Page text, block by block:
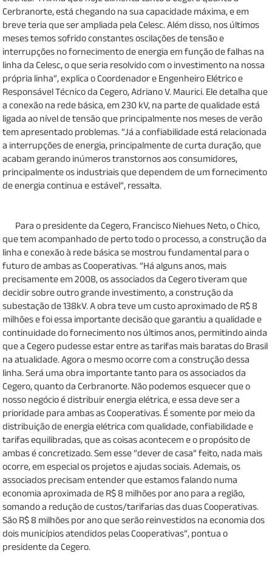
Cerbranorte, está chegando na sua capacidade máxima, e em
breve teria que ser ampliada pela Celesc. Além disso, nos últimos
meses temos sofrido constantes oscilações de tensão e
interrupções no fornecimento de energia em função de falhas na
linha da Celesc, o que seria resolvido com o investimento na nossa
própria linha”, explica o Coordenador e Engenheiro Elétrico e
Responsável Técnico da Cegero, Adriano V. Maurici. Ele detalha que
a conexão na rede básica, em 230 kV, na parte de qualidade está
ligada ao nível de tensão que principalmente nos meses de verão
tem apresentado problemas. “Já a confiabilidade está relacionada
a interrupções de energia, principalmente de curta duração, que
acabam gerando inúmeros transtornos aos consumidores,
principalmente os industriais que dependem de um fornecimento
de energia continua e estável”, ressalta.
Para o presidente da Cegero, Francisco Niehues Neto, o Chico,
que tem acompanhado de perto todo o processo, a construção da
linha e conexão à rede básica se mostrou fundamental para o
futuro de ambas as Cooperativas. “Há alguns anos, mais
precisamente em 2008, os associados da Cegero tiveram que
decidir sobre outro grande investimento, a construção da
subestação de 138kV. A obra teve um custo aproximado de R$ 8
milhões e foi essa importante decisão que garantiu a qualidade e
continuidade do fornecimento nos últimos anos, permitindo ainda
que a Cegero pudesse estar entre as tarifas mais baratas do Brasil
na atualidade. Agora o mesmo ocorre com a construção dessa
linha. Será uma obra importante tanto para os associados da
Cegero, quanto da Cerbranorte. Não podemos esquecer que o
nosso negócio é distribuir energia elétrica, e essa deve ser a
prioridade para ambas as Cooperativas. É somente por meio da
distribuição de energia elétrica com qualidade, confiabilidade e
tarifas equilibradas, que as coisas acontecem e o propósito de
ambas é concretizado. Sem esse “dever de casa” feito, nada mais
ocorre, em especial os projetos e ajudas sociais. Ademais, os
associados precisam entender que estamos falando numa
economia aproximada de R$ 8 milhões por ano para a região,
somando a redução de custos/tarifarias das duas Cooperativas.
São R$ 8 milhões por ano que serão reinvestidos na economia dos
dois municípios atendidos pelas Cooperativas”, pontua o
presidente da Cegero.